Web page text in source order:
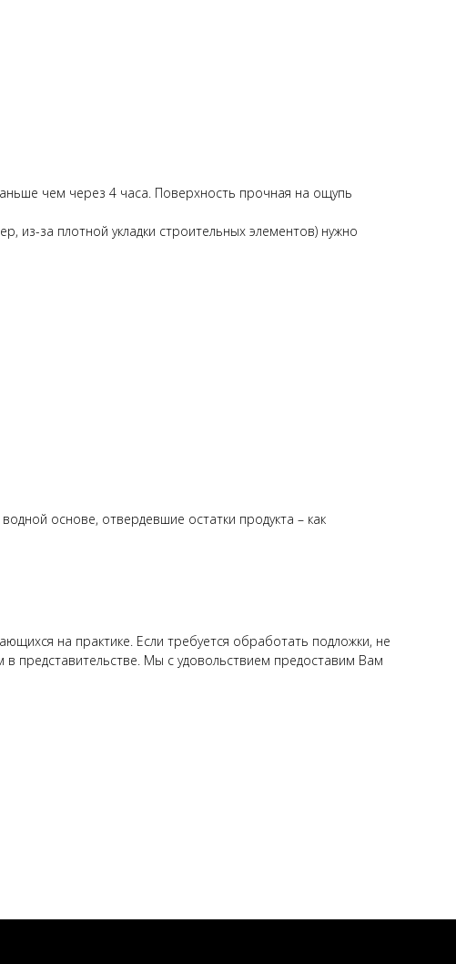
чем через 4 часа. Поверхность прочная на ощупь
за плотной укладки строительных элементов) нужно
основе, отвердевшие остатки продукта – как
на практике. Если требуется обработать подложки, не
представительстве. Мы с удовольствием предоставим Вам